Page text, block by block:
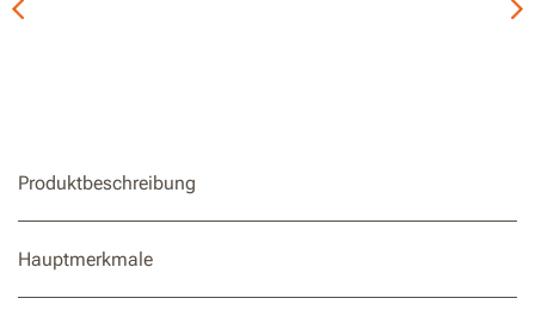
Produktbeschreibung
Hauptmerkmale